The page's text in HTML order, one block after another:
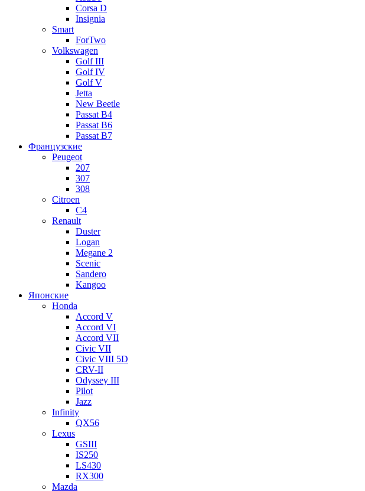
Corsa D
Insignia
Smart
ForTwo
Volkswagen
Golf III
Golf IV
Golf V
Jetta
New Beetle
Passat B4
Passat B6
Passat B7
Французские
Peugeot
207
307
308
Citroen
C4
Renault
Duster
Logan
Megane 2
Scenic
Sandero
Kangoo
Японские
Honda
Accord V
Accord VI
Accord VII
Civic VII
Civic VIII 5D
CRV-II
Odyssey III
Pilot
Jazz
Infinity
QX56
Lexus
GSIII
IS250
LS430
RX300
Mazda